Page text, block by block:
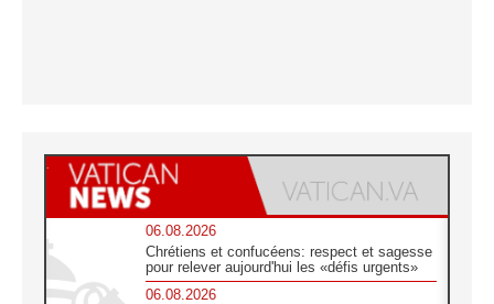
06.08.2026
Chrétiens et confucéens: respect et sagesse
pour relever aujourd'hui les «défis urgents»
06.08.2026